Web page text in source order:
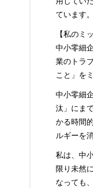
ています。
【私のミ
中小零細
業のトラ
こと」を
中小零細
汰」にま
かる時間
ルギーを
私は、中
限り未然
なっても